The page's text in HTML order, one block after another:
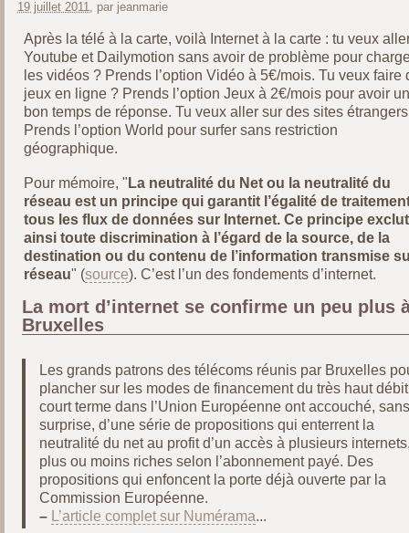
19 juillet 2011, par jeanmarie
Après la télé à la carte, voilà Internet à la carte : tu veux
Youtube et Dailymotion sans avoir de problème pour
les vidéos ? Prends l’option Vidéo à 5€/mois. Tu veux faire
jeux en ligne ? Prends l’option Jeux à 2€/mois pour avoir un
bon temps de réponse. Tu veux aller sur des sites
Prends l’option World pour surfer sans restriction
géographique.
Pour mémoire, " La neutralité du Net ou la neutralité du
réseau est un principe qui garantit l’égalité de
tous les flux de données sur Internet. Ce principe exclut
ainsi toute discrimination à l’égard de la source, de la
destination ou du contenu de l’information transmise
réseau" (source). C’est l’un des fondements d’internet.
La mort d’internet se confirme un peu plus
Bruxelles
Les grands patrons des télécoms réunis par Bruxelles
plancher sur les modes de financement du très haut
court terme dans l’Union Européenne ont accouché, sans
surprise, d’une série de propositions qui enterrent la
neutralité du net au profit d’un accès à plusieurs
plus ou moins riches selon l’abonnement payé. Des
propositions qui enfoncent la porte déjà ouverte par la
Commission Européenne.
– L’article complet sur Numérama...